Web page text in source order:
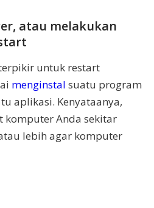
atau melakukan
untuk restart
menginstal suatu program
aplikasi. Kenyataanya,
komputer Anda sekitar
lebih agar komputer